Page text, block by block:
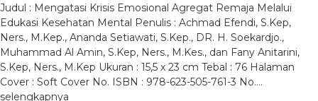
Judul : Mengatasi Krisis Emosional Agregat Remaja Melalui
Edukasi Kesehatan Mental Penulis : Achmad Efendi, S.Kep,
Ners., M.Kep., Ananda Setiawati, S.Kep., DR. H. Soekardjo.,
Muhammad Al Amin, S.Kep, Ners., M.Kes., dan Fany Anitarini,
S.Kep, Ners., M.Kep Ukuran : 15,5 x 23 cm Tebal : 76 Halaman
Cover : Soft Cover No. ISBN : 978-623-505-761-3 No….
selengkapnya